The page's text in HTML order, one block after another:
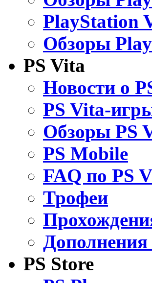
PlayStation
Обзоры
PS Vita
Новости о
PS Vita-
Обзоры PS
PS Mobile
FAQ по PS
Трофеи
PS Store